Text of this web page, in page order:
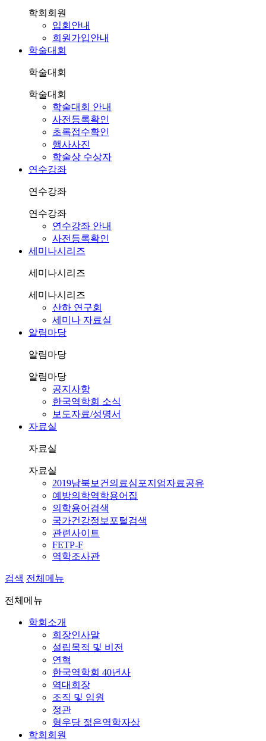
학회회원
입회안내
회원가입안내
학술대회
학술대회
학술대회
학술대회 안내
사전등록확인
초록접수확인
행사사진
학술상 수상자
연수강좌
연수강좌
연수강좌
연수강좌 안내
사전등록확인
세미나시리즈
세미나시리즈
세미나시리즈
산하 연구회
세미나 자료실
알림마당
알림마당
알림마당
공지사항
한국역학회 소식
보도자료/성명서
자료실
자료실
자료실
2019남북보건의료심포지엄자료공유
예방의학역학용어집
의학용어검색
국가건강정보포털검색
관련사이트
FETP-F
역학조사관
검색 전체메뉴
전체메뉴
학회소개
회장인사말
설립목적 및 비전
연혁
한국역학회 40년사
역대회장
조직 및 임원
정관
형우당 젊은역학자상
학회회원